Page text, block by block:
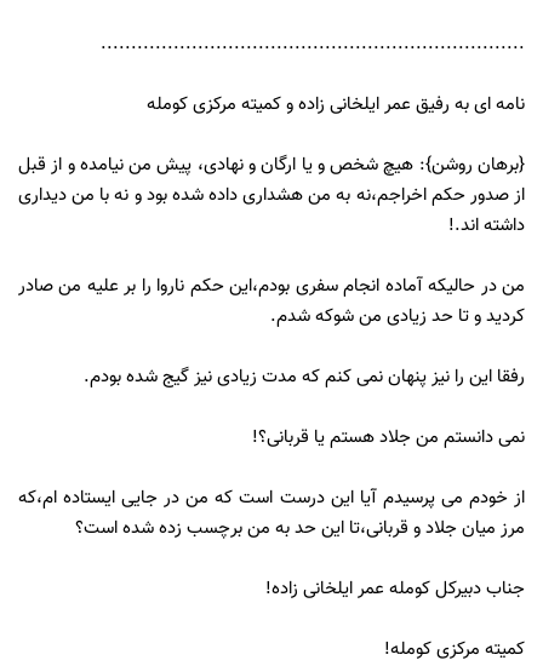
......................................................................
نامه ای به رفیق عمر ایلخانی زاده و کمیته مرکزی کومله
{برهان روشن}: هیچ شخص و یا ارگان و نهادی، پیش من نیامده و از قبل
از صدور حکم اخراجم،نه به من هشداری داده شده بود و نه با من دیداری
داشته اند.!
من در حالیکه آماده انجام سفری بودم،این حکم ناروا را بر علیه من صادر
کردید و تا حد زیادی من شوکه شدم.
رفقا این را نیز پنهان نمی کنم که مدت زیادی نیز گیج شده بودم.
نمی دانستم من جلاد هستم یا قربانی؟!
از خودم می پرسیدم آیا این درست است که من در جایی ایستاده ام،که
مرز میان جلاد و قربانی،تا این حد به من برچسب زده شده است؟
جناب دبیرکل کومله عمر ایلخانی زاده!
کمیته مرکزی کومله!